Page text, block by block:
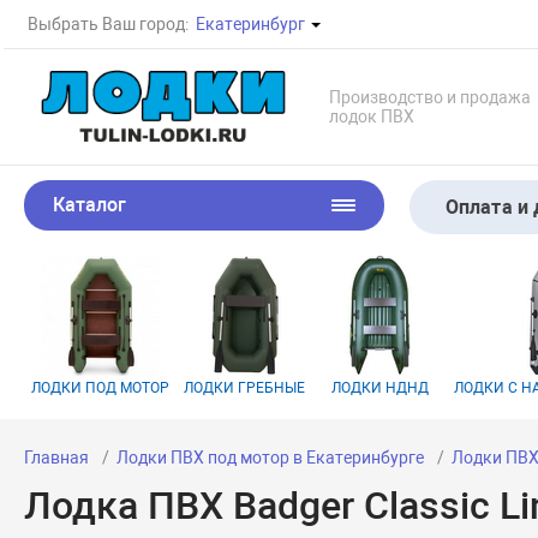
Выбрать Ваш город: Екатеринбург
Производство и продажа
лодок ПВХ
Каталог Оплата и
ЛОДКИ ПОД МОТОР ЛОДКИ ГРЕБНЫЕ ЛОДКИ НДНД ЛОДКИ С
Главная Лодки ПВХ под мотор в Екатеринбурге Лодки
Лодка ПВХ Badger Classic